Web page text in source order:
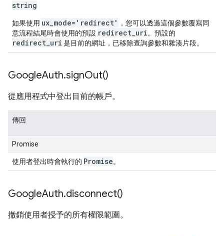
string
如果使用 ux mode='redirect'
，您可以透過這個參數覆寫同
意流程結尾時會使用的預設 redirect uri。預設的
redirect uri 是目前的網址，已移除查詢參數和雜湊片段。
GoogleAuth.signOut()
從應用程式中登出目前的帳戶。
傳回
Promise
使用者登出時會執行的 Promise。
GoogleAuth.disconnect()
撤銷使用者授予的所有權限範圍。